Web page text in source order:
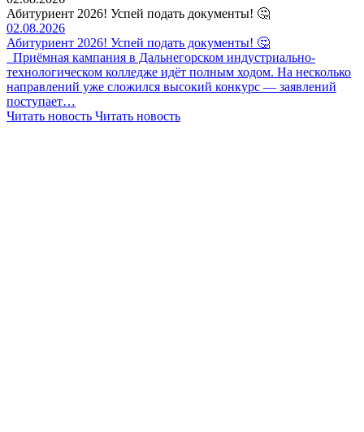
Абитуриент 2026! Успей подать документы! 🤔
02.08.2026
Абитуриент 2026! Успей подать документы! 🤔
Приёмная кампания в Дальнегорском индустриально-
технологическом колледже идёт полным ходом. На несколько
направлений уже сложился высокий конкурс — заявлений
поступает…
Читать новость Читать новость